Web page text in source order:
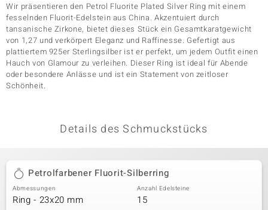
Classics
Wir präsentieren den Petrol Fluorite Plated Silver Ring mit einem
fesselnden Fluorit-Edelstein aus China. Akzentuiert durch
tansanische Zirkone, bietet dieses Stück ein Gesamtkaratgewicht
von 1,27 und verkörpert Eleganz und Raffinesse. Gefertigt aus
plattiertem 925er Sterlingsilber ist er perfekt, um jedem Outfit einen
Hauch von Glamour zu verleihen. Dieser Ring ist ideal für Abende
oder besondere Anlässe und ist ein Statement von zeitloser
Schönheit.
Details des Schmuckstücks
Petrolfarbener Fluorit-Silberring
Abmessungen
Ring - 23x20 mm
Anzahl Edelsteine
15